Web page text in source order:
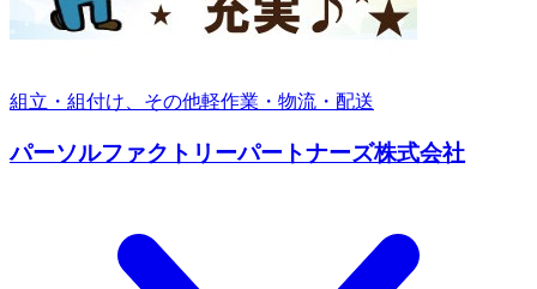
組立・組付け、その他軽作業・物流・配送
パーソルファクトリーパートナーズ株式会社